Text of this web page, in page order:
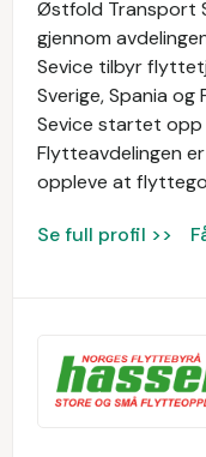
Østfold Transport
gjennom
Sevice tilbyr
Sverige, Spania
Sevice startet
Flytteavdelingen
oppleve at
Se full profil >>